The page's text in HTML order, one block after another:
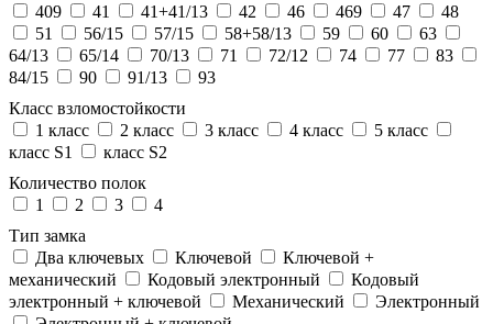
409
41 41+41/13 42 46 469 47
48
51
56/15 57/15 58+58/13 59 60
63
64/13
65/14 70/13 71 72/12 74 77
83
84/15
90 91/13
93
Класс взломостойкости
1 класс
2 класс 3 класс 4 класс
5 класс
класс S1
класс S2
Количество полок
1
2 3
4
Тип замка
Два ключевых
Ключевой
Ключевой +
механический
Кодовый электронный
Кодовый
электронный + ключевой
Механический
Электронный